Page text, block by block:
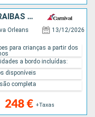
ESTADOS UNIDOS, BELIZE, CARAIBAS - MEXICO
Orleans 13/12/2026
248 € +Taxas
para crianças a partir dos
a bordo incluídas:
disponíveis
completa